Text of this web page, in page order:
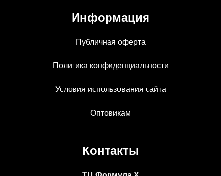
Информация
Публичная оферта
Политика конфиденциальности
Условия использования сайта
Оптовикам
Контакты